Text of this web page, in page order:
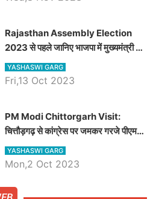
Rajasthan Assembly Election
2023 से पहले जानिए भाजपा में मुख्यमंत्री का
सबसे लोकप्रिय चेहरा कौनसा ?
YASHASWI GARG
Fri,13 Oct 2023
PM Modi Chittorgarh Visit:
चित्तौड़गढ़ से कांग्रेस पर जमकर गरजे पीएम
मोदी, जाने प्रधानमंत्री के भाषण की बड़ी
बातें, देखें वीडियो
YASHASWI GARG
Mon,2 Oct 2023